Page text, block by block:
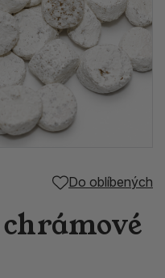
Do oblíbených